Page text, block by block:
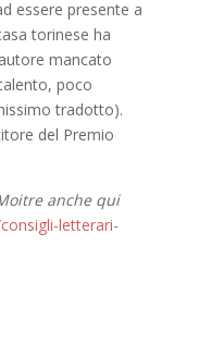
essere presente a
torinese ha
mancato
poco
tradotto).
del Premio
anche qui
letterari-